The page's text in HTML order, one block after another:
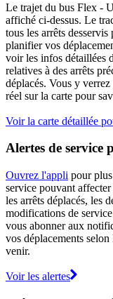
Le trajet du bus Flex -
affiché ci-dessus. Le
tous les arrêts
planifier vos
voir les infos détaillées
relatives à des arrêts
déplacés. Vous y
réel sur la carte pour
Voir la carte détaillée
Alertes de service
Ouvrez l'appli pour
service pouvant
les arrêts déplacés, les
modifications de
vous abonner aux
vos déplacements
venir.
Voir les alertes